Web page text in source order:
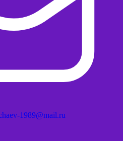
1989@mail.ru